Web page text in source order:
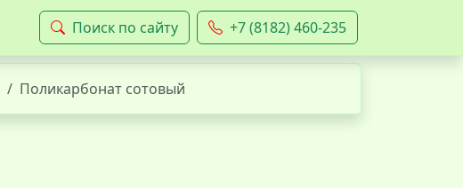
Поиск по сайту +7 (8182) 460-235
Поликарбонат сотовый